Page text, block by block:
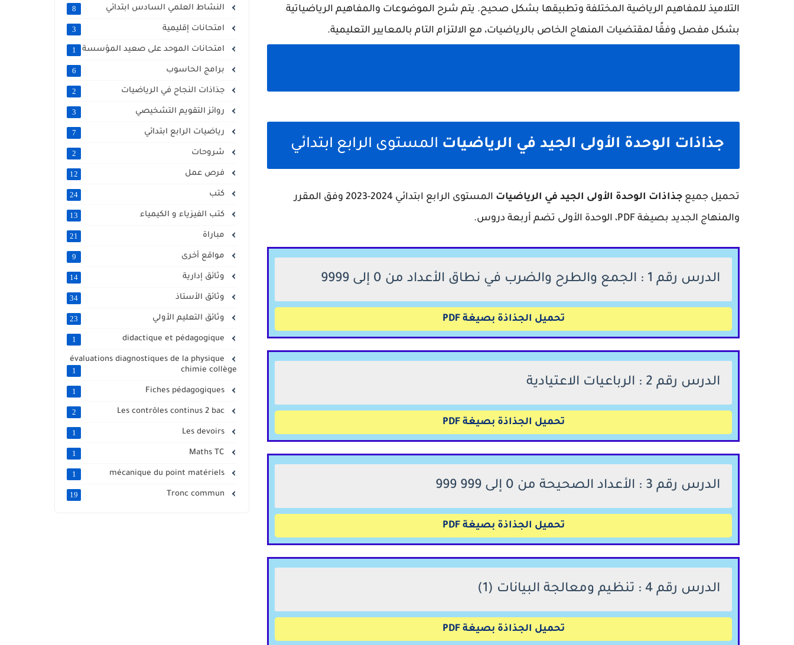
التلاميذ للمفاهيم الرياضية المختلفة وتطبيقها بشكل صحيح. يتم شرح الموضوعات والمفاهيم الرياضياتية
بشكل مفصل وفقًا لمقتضيات المنهاج الخاص بالرياضيات، مع الالتزام التام بالمعايير التعليمية.
جذاذات الوحدة الأولى الجيد في الرياضيات المستوى الرابع ابتدائي
تحميل جميع جذاذات الوحدة الأولى الجيد في الرياضيات
المستوى الرابع ابتدائي 2024-2023 وفق المقرر
والمنهاج الجديد بصيغة PDF، الوحدة الأولى تضم أربعة دروس.
الدرس رقم 1 : الجمع والطرح والضرب في نطاق الأعداد من 0 إلى 9999
تحميل الجذاذة بصيغة PDF
الدرس رقم 2 : الرباعيات الاعتيادية
تحميل الجذاذة بصيغة PDF
الدرس رقم 3 : الأعداد الصحيحة من 0 إلى 999 999
تحميل الجذاذة بصيغة PDF
الدرس رقم 4 : تنظيم ومعالجة البيانات (1)
تحميل الجذاذة بصيغة PDF
النشاط العلمي السادس ابتدائي 8
امتحانات إقليمية 3
امتحانات الموحد على صعيد المؤسسة 1
برامج الحاسوب 6
جذاذات النجاح في الرياضيات 2
روائز التقويم التشخيصي 3
رياضيات الرابع ابتدائي 7
شروحات 2
فرص عمل 12
كتب 24
كتب الفيزياء و الكيمياء 13
مباراة 21
مواقع أخرى 9
وثائق إدارية 14
وثائق الأستاذ 34
وثائق التعليم الأولي 23
1
évaluations diagnostiques de la physique
chimie collège
1
Fiches pédagogiques
1
Les contrôles continus 2 bac
2
Les devoirs
1
1
mécanique du point matériels
1
19